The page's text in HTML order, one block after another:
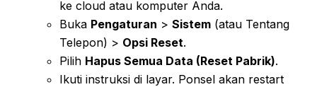
ke cloud atau komputer Anda.
Buka Pengaturan > Sistem (atau Tentang
Telepon) > Opsi Reset.
Pilih Hapus Semua Data (Reset Pabrik).
Ikuti instruksi di layar. Ponsel akan restart